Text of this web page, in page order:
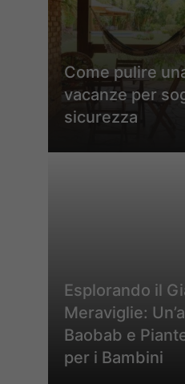
Come pulire
vacanze per
sicurezza
Esplorando il
Meraviglie:
Baobab e
per i Bambini